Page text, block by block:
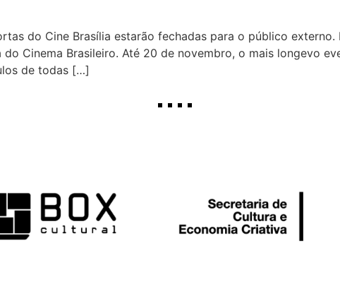
do Cine Brasília estarão fechadas para o público
do Cinema Brasileiro. Até 20 de novembro, o mais longevo
de todas […]